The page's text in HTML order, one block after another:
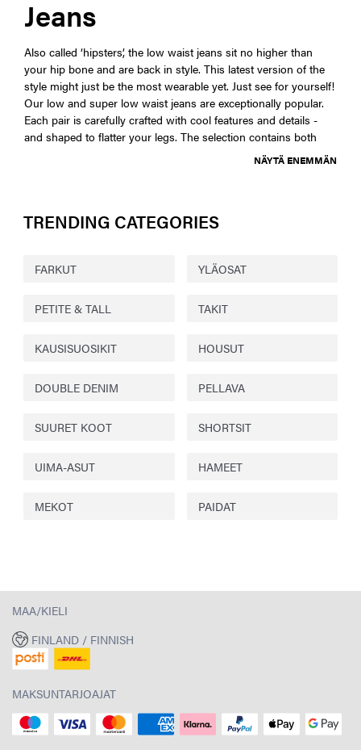
Jeans
Also called ‘hipsters’, the low waist jeans sit no higher than
your hip bone and are back in style. This latest version of the
style might just be the most wearable yet. Just see for yourself!
Our low and super low waist jeans are exceptionally popular.
Each pair is carefully crafted with cool features and details -
and shaped to flatter your legs. The selection contains both
NÄYTÄ ENEMMÄN
TRENDING CATEGORIES
FARKUT YLÄOSAT
PETITE & TALL TAKIT
KAUSISUOSIKIT HOUSUT
DOUBLE DENIM PELLAVA
SUURET KOOT SHORTSIT
UIMA-ASUT HAMEET
MEKOT PAIDAT
MAA/KIELI
FINLAND / FINNISH
MAKSUNTARJOAJAT